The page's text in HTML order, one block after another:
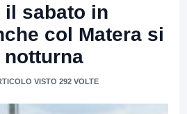
il sabato in
col Matera si
VISTO 292 VOLTE